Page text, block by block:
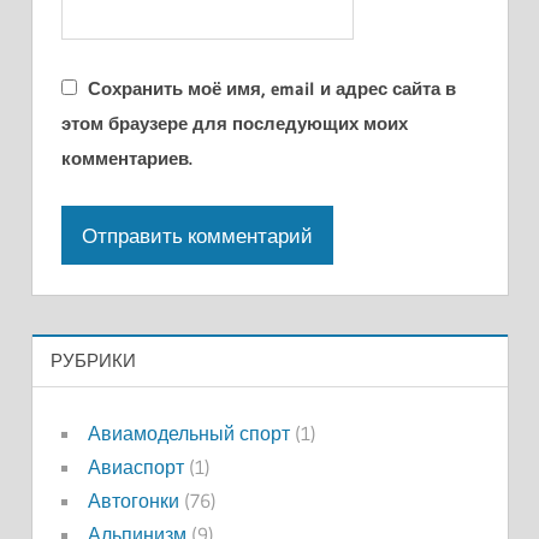
Сохранить моё имя, email и адрес сайта в
этом браузере для последующих моих
комментариев.
РУБРИКИ
Авиамодельный спорт(1)
Авиаспорт(1)
Автогонки (76)